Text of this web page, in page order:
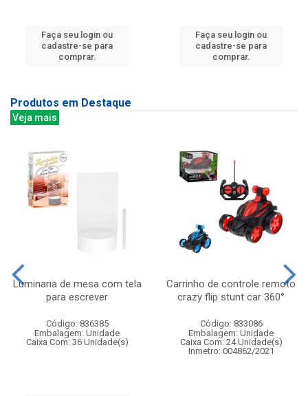
Faça seu login ou
cadastre-se para
comprar.
Faça seu login ou
cadastre-se para
comprar.
Produtos em Destaque
Veja mais
Luminaria de mesa com tela
para escrever
Código: 836385
Embalagem: Unidade
Caixa Com: 36 Unidade(s)
Carrinho de controle remoto
crazy flip stunt car 360°
Código: 833086
Embalagem: Unidade
Caixa Com: 24 Unidade(s)
Inmetro: 004862/2021